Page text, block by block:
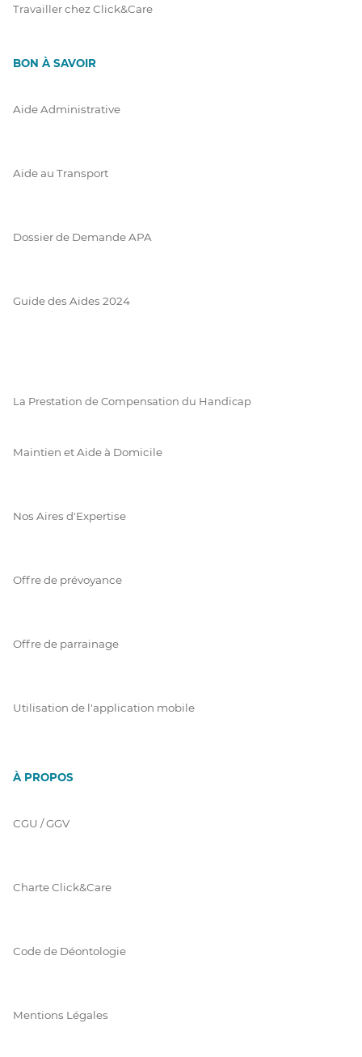
Travailler chez Click&Care
BON À SAVOIR
Aide Administrative
Aide au Transport
Dossier de Demande APA
Guide des Aides 2024
La Prestation de Compensation du Handicap
Maintien et Aide à Domicile
Nos Aires d'Expertise
Offre de prévoyance
Offre de parrainage
Utilisation de l'application mobile
À PROPOS
CGU / GGV
Charte Click&Care
Code de Déontologie
Mentions Légales